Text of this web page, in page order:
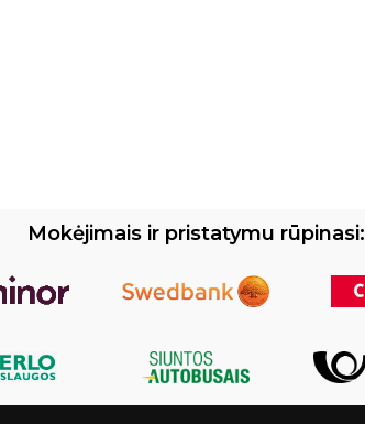
Mokėjimais ir pristatymu rūpinasi: